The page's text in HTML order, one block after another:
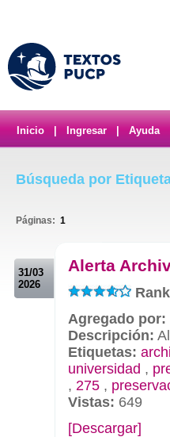
Inicio Ingresar Ayuda
Búsqueda por
Páginas: 1
31/03
2026
Alerta
Agregado por:
Descripción:
Etiquetas:
universidad ,
, 275 ,
Vistas: 649
[Descargar]